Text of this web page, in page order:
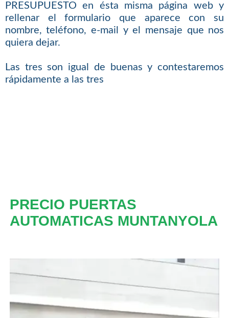
PRESUPUESTO en ésta misma página web y
rellenar el formulario que aparece con su
nombre, teléfono, e-mail y el mensaje que nos
quiera dejar.
Las tres son igual de buenas y contestaremos
rápidamente a las tres
PRECIO PUERTAS
AUTOMATICAS MUNTANYOLA